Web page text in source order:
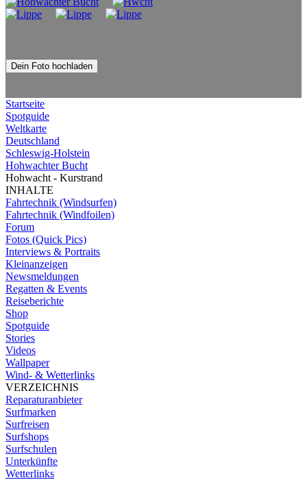
Dein Foto hochladen
Startseite
Spotguide
Weltkarte
Deutschland
Schleswig-Holstein
Hohwachter Bucht
Hohwacht - Kurstrand
INHALTE
Fahrtechnik (Windsurfen)
Fahrtechnik (Windfoilen)
Forum
Fotos (Quick Pics)
Interviews & Portraits
Kleinanzeigen
Newsmeldungen
Regatten & Events
Reiseberichte
Shop
Spotguide
Stories
Videos
Wallpaper
Wind- & Wetterlinks
VERZEICHNIS
Reparaturanbieter
Surfmarken
Surfreisen
Surfshops
Surfschulen
Unterkünfte
Wetterlinks